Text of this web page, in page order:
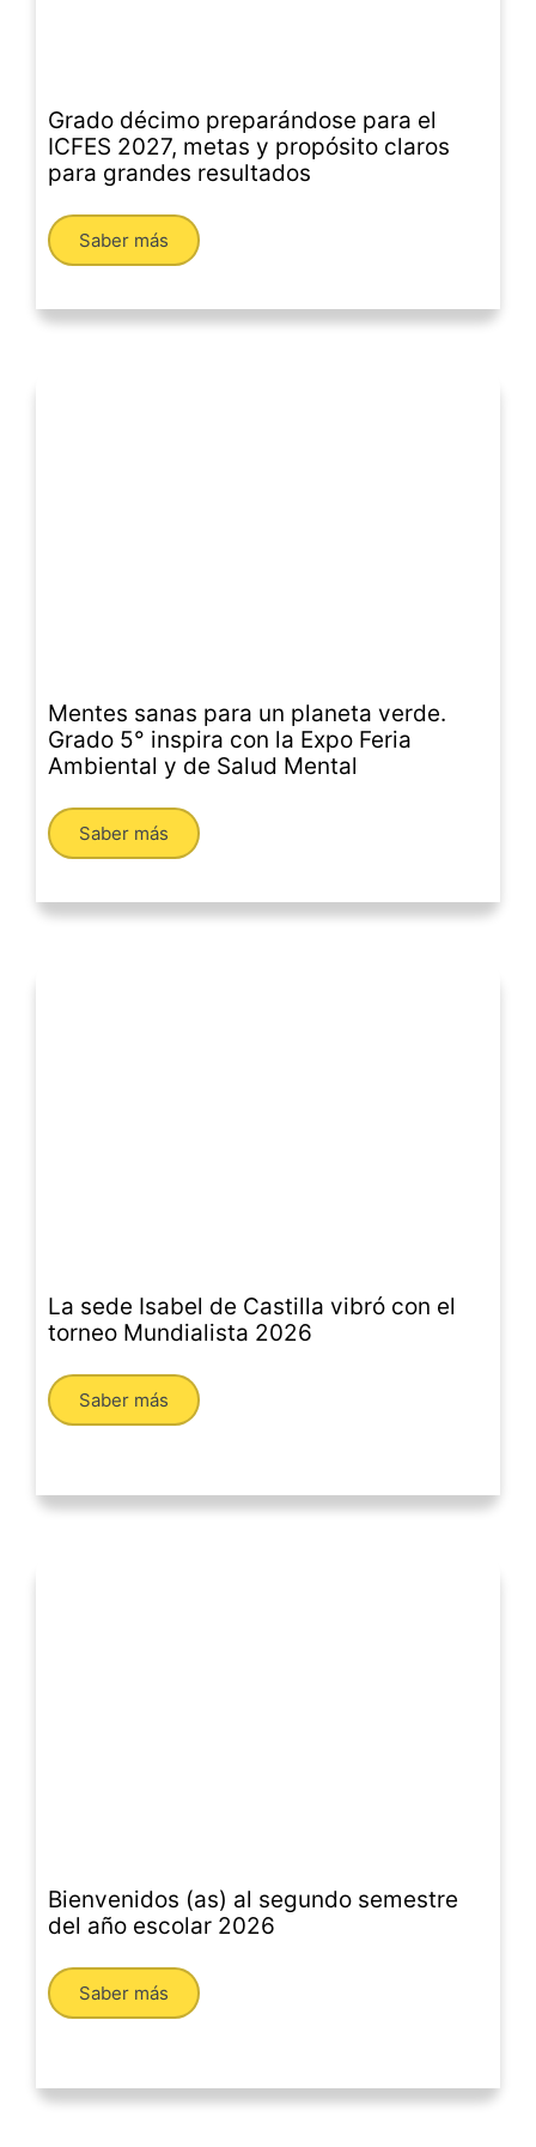
Grado décimo preparándose para el
ICFES 2027, metas y propósito claros
para grandes resultados
Saber más
Mentes sanas para un planeta verde.
Grado 5° inspira con la Expo Feria
Ambiental y de Salud Mental
Saber más
La sede Isabel de Castilla vibró con el
torneo Mundialista 2026
Saber más
Bienvenidos (as) al segundo semestre
del año escolar 2026
Saber más